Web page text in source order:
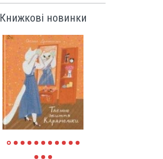
Книжкові новинки